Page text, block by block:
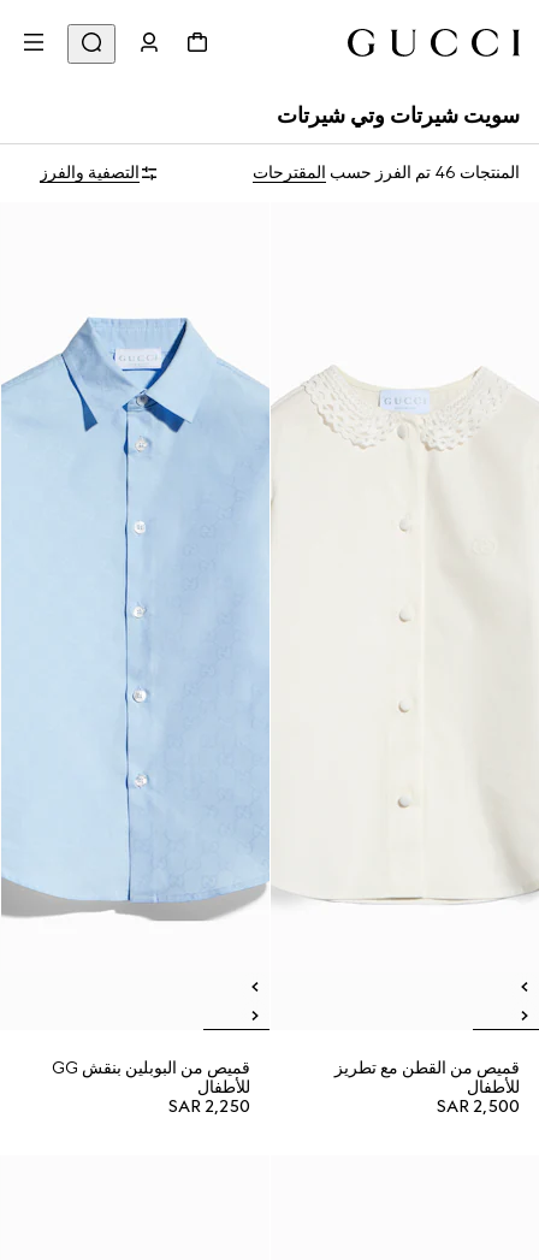
سويت شيرتات وتي شيرتات
المنتجات 46 تم الفرز حسب المقترحات التصفية والفرز
قميص من القطن مع تطريز
للأطفال
SAR 2,500
قميص من البوبلين بنقش GG
للأطفال
SAR 2,250